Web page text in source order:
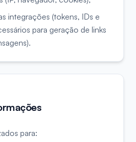
integrações (tokens, IDs e
para geração de links
para: